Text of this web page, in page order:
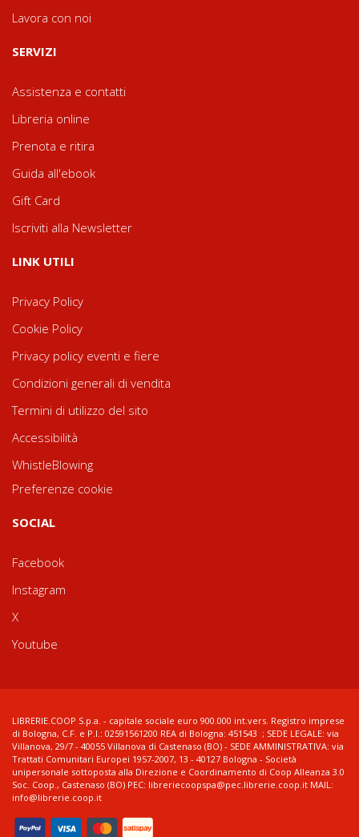
Lavora con noi
SERVIZI
Assistenza e contatti
Libreria online
Prenota e ritira
Guida all'ebook
Gift Card
Iscriviti alla Newsletter
LINK UTILI
Privacy Policy
Cookie Policy
Privacy policy eventi e fiere
Condizioni generali di vendita
Termini di utilizzo del sito
Accessibilità
WhistleBlowing
Preferenze cookie
SOCIAL
Facebook
Instagram
X
Youtube
LIBRERIE.COOP S.p.a. - capitale sociale euro 900.000 int.vers. Registro imprese
di Bologna, C.F. e P.I.: 02591561200 REA di Bologna: 451543 ; SEDE LEGALE: via
Villanova, 29/7 - 40055 Villanova di Castenaso (BO) - SEDE AMMINISTRATIVA: via
Trattati Comunitari Europei 1957-2007, 13 - 40127 Bologna - Società
unipersonale sottoposta alla Direzione e Coordinamento di Coop Alleanza 3.0
Soc. Coop., Castenaso (BO) PEC: libreriecoopspa@pec.librerie.coop.it MAIL:
info@librerie.coop.it